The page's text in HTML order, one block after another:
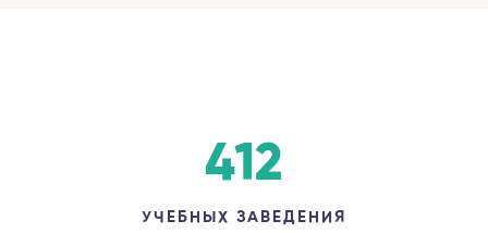
412
УЧЕБНЫХ ЗАВЕДЕНИЯ